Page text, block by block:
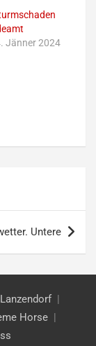
Jänner 2024
Untere
Horse